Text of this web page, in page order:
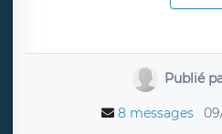
Publié
8 messages